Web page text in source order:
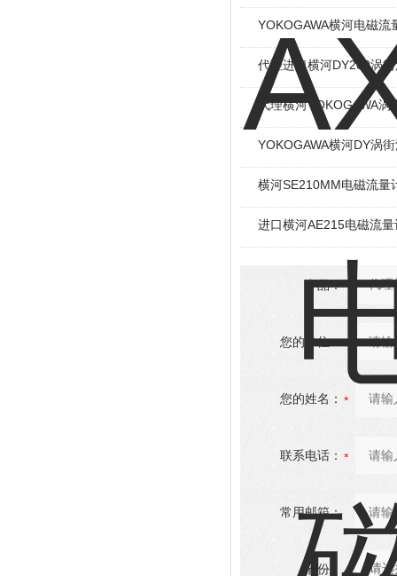
YOKOGAWA横河电磁流
代理进口横河DY200涡
代理横河YOKOGAWA涡
YOKOGAWA横河DY涡
横河SE210MM电磁流量
进口横河AE215电磁流量
产品：
您的单位：
您的姓名：
联系电话：
常用邮箱：
省份：